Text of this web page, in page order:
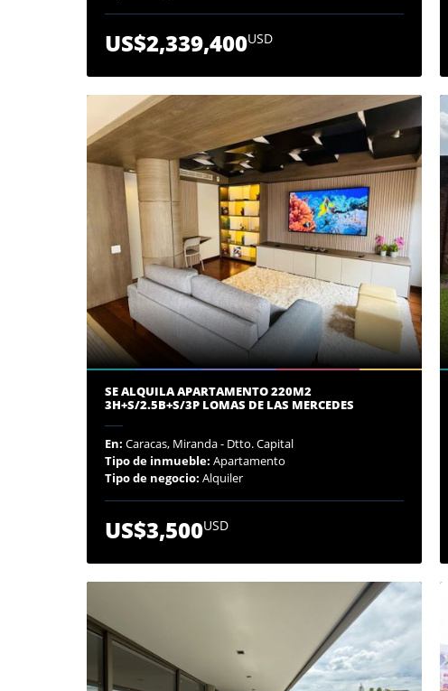
US$2,339,400USD
SE ALQUILA APARTAMENTO 220M2
3H+S/2.5B+S/3P LOMAS DE LAS MERCEDES
En: Caracas, Miranda - Dtto. Capital
Tipo de inmueble: Apartamento
Tipo de negocio: Alquiler
US$3,500USD